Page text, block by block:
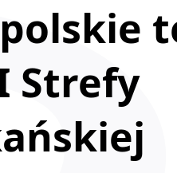
Strefy